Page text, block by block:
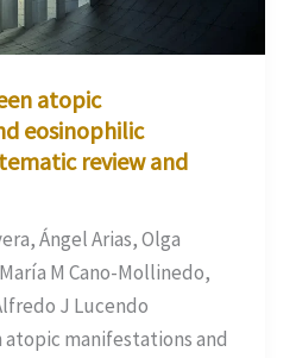
atopic
eosinophilic
review and
Ángel Arias, Olga
M Cano-Mollinedo,
J Lucendo
manifestations and